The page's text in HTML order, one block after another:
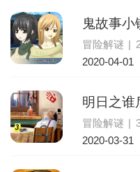
鬼故事小
冒险解谜 |
2020-04-01
明日之谁
冒险解谜 |
2020-03-31